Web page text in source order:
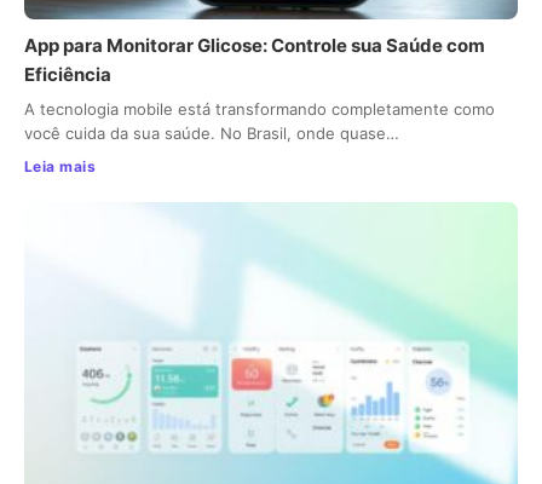
App para Monitorar Glicose: Controle sua Saúde com
Eficiência
A tecnologia mobile está transformando completamente como
você cuida da sua saúde. No Brasil, onde quase…
Leia mais